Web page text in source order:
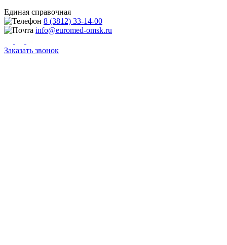
Единая справочная
8 (3812) 33-14-00
info@euromed-omsk.ru
Заказать звонок